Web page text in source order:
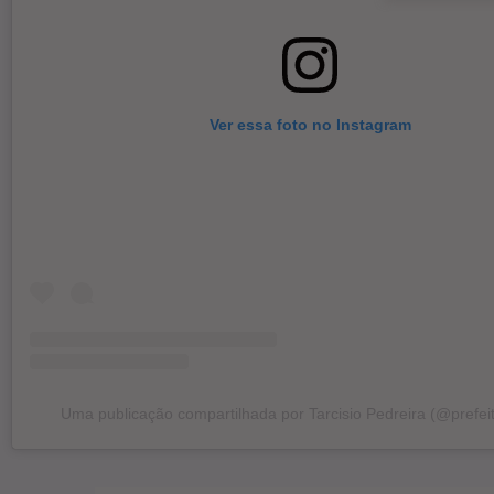
Ver essa foto no Instagram